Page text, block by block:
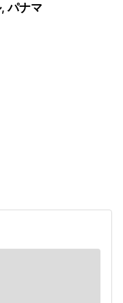
パナマ